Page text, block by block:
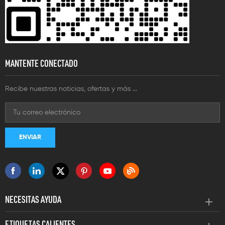
MANTENTE CONECTADO
Recibe nuestras noticias, ofertas y más ...
NECESITAS AYUDA